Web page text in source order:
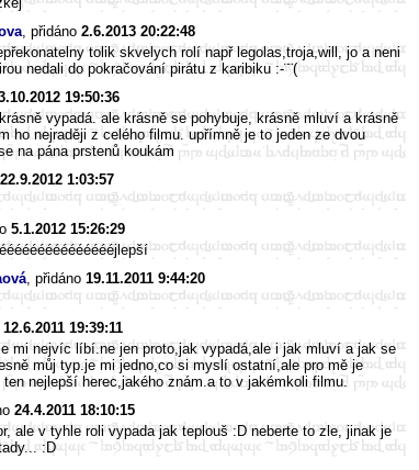
, přidáno 2.6.2013 20:22:48
tolik skvelych rolí např legolas,troja,will, jo a neni
nedali do pokračování pirátu z karibiku :-¨¨(
19:50:36
vypadá. ale krásně se pohybuje, krásně mluví a krásně
ho nejraději z celého filmu. upřímně je to jeden ze dvou
na pána prstenů koukám
22.9.2012 1:03:57
5.1.2012 15:26:29
, přidáno 19.11.2011 9:44:20
12.6.2011 19:39:11
mi nejvíc líbí.ne jen proto,jak vypadá,ale i jak mluví a jak se
můj typ.je mi jedno,co si myslí ostatní,ale pro mě je
ten nejlepší herec,jakého znám.a to v jakémkoli filmu.
24.4.2011 18:10:15
ale v tyhle roli vypada jak teplouš :D neberte to zle, jinak je
:D